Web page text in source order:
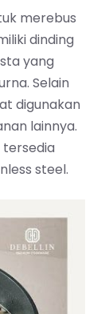
merebus
dinding
yang
Selain
digunakan
lainnya.
tersedia
steel.